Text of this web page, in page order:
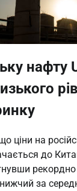
нафту
ціни на
до
за